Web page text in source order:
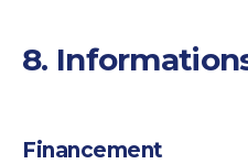
8.
Financement